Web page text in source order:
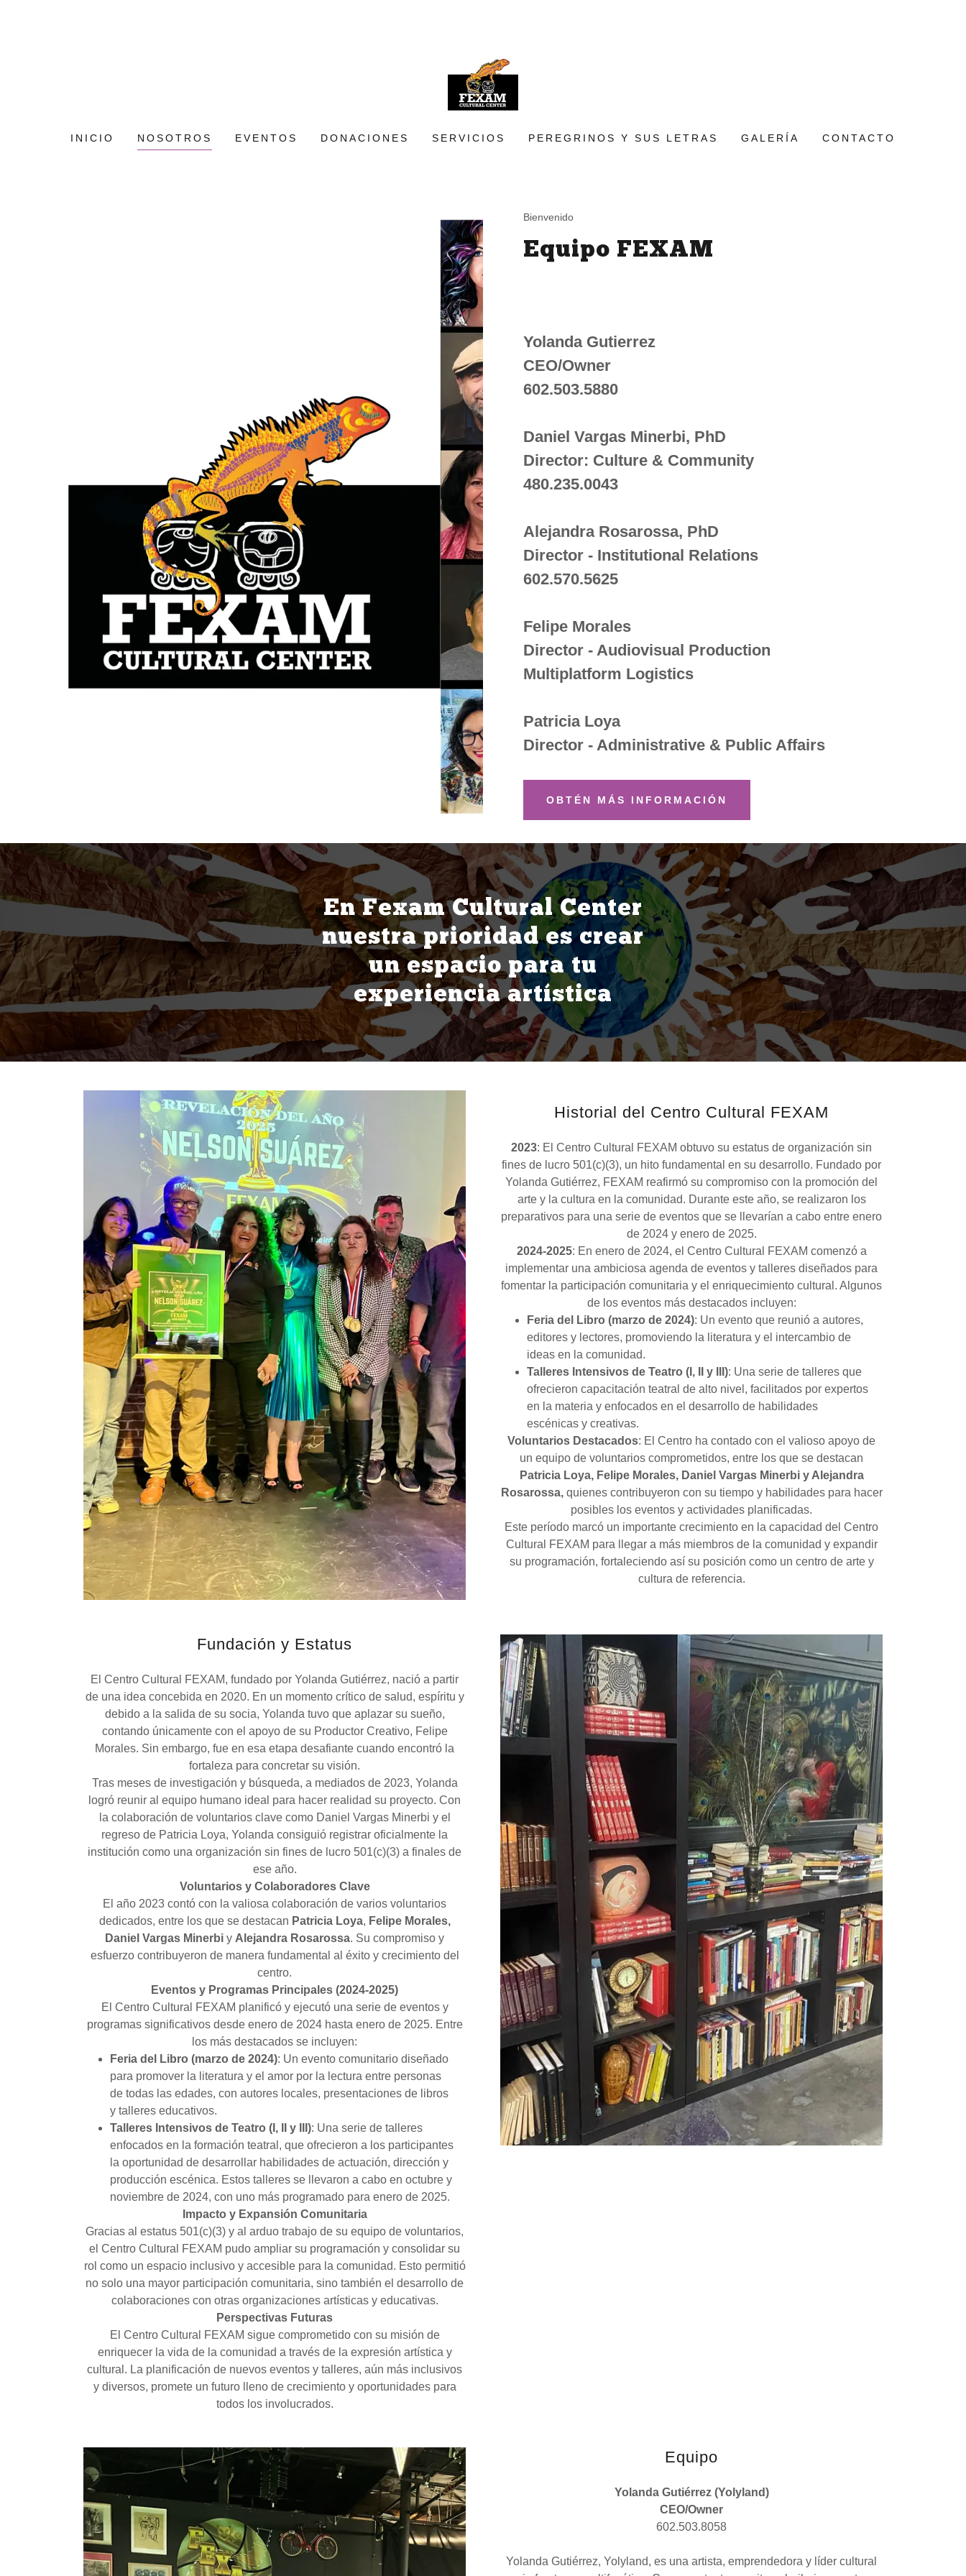
INICIO NOSOTROS EVENTOS DONACIONES SERVICIOS PEREGRINOS Y SUS LETRAS GALERÍA CONTACTO
Bienvenido
Equipo FEXAM
Yolanda Gutierrez
CEO/Owner
602.503.5880
Daniel Vargas Minerbi, PhD
Director: Culture & Community
480.235.0043
Alejandra Rosarossa, PhD
Director - Institutional Relations
602.570.5625
Felipe Morales
Director - Audiovisual Production
Multiplatform Logistics
Patricia Loya
Director - Administrative & Public Affairs
OBTÉN MÁS INFORMACIÓN
En Fexam Cultural Center
nuestra prioridad es crear
un espacio para tu
experiencia artística
Historial del Centro Cultural FEXAM
2023: El Centro Cultural FEXAM obtuvo su estatus de organización sin
fines de lucro 501(c)(3), un hito fundamental en su desarrollo. Fundado por
Yolanda Gutiérrez, FEXAM reafirmó su compromiso con la promoción del
arte y la cultura en la comunidad. Durante este año, se realizaron los
preparativos para una serie de eventos que se llevarían a cabo entre enero
de 2024 y enero de 2025.
2024-2025: En enero de 2024, el Centro Cultural FEXAM comenzó a
implementar una ambiciosa agenda de eventos y talleres diseñados para
fomentar la participación comunitaria y el enriquecimiento cultural. Algunos
de los eventos más destacados incluyen:
Feria del Libro (marzo de 2024): Un evento que reunió a autores,
editores y lectores, promoviendo la literatura y el intercambio de
ideas en la comunidad.
Talleres Intensivos de Teatro (I, II y III): Una serie de talleres que
ofrecieron capacitación teatral de alto nivel, facilitados por expertos
en la materia y enfocados en el desarrollo de habilidades
escénicas y creativas.
Voluntarios Destacados: El Centro ha contado con el valioso apoyo de
un equipo de voluntarios comprometidos, entre los que se destacan
Patricia Loya, Felipe Morales, Daniel Vargas Minerbi y Alejandra
Rosarossa,quienes contribuyeron con su tiempo y habilidades para hacer
posibles los eventos y actividades planificadas.
Este período marcó un importante crecimiento en la capacidad del Centro
Cultural FEXAM para llegar a más miembros de la comunidad y expandir
su programación, fortaleciendo así su posición como un centro de arte y
cultura de referencia.
Fundación y Estatus
El Centro Cultural FEXAM, fundado por Yolanda Gutiérrez, nació a partir
de una idea concebida en 2020. En un momento crítico de salud, espíritu y
debido a la salida de su socia, Yolanda tuvo que aplazar su sueño,
contando únicamente con el apoyo de su Productor Creativo, Felipe
Morales. Sin embargo, fue en esa etapa desafiante cuando encontró la
fortaleza para concretar su visión.
Tras meses de investigación y búsqueda, a mediados de 2023, Yolanda
logró reunir al equipo humano ideal para hacer realidad su proyecto. Con
la colaboración de voluntarios clave como Daniel Vargas Minerbi y el
regreso de Patricia Loya, Yolanda consiguió registrar oficialmente la
institución como una organización sin fines de lucro 501(c)(3) a finales de
ese año.
Voluntarios y Colaboradores Clave
El año 2023 contó con la valiosa colaboración de varios voluntarios
dedicados, entre los que se destacan Patricia Loya, Felipe Morales,
Daniel Vargas Minerbi y Alejandra Rosarossa. Su compromiso y
esfuerzo contribuyeron de manera fundamental al éxito y crecimiento del
centro.
Eventos y Programas Principales (2024-2025)
El Centro Cultural FEXAM planificó y ejecutó una serie de eventos y
programas significativos desde enero de 2024 hasta enero de 2025. Entre
los más destacados se incluyen:
Feria del Libro (marzo de 2024): Un evento comunitario diseñado
para promover la literatura y el amor por la lectura entre personas
de todas las edades, con autores locales, presentaciones de libros
y talleres educativos.
Talleres Intensivos de Teatro (I, II y III): Una serie de talleres
enfocados en la formación teatral, que ofrecieron a los participantes
la oportunidad de desarrollar habilidades de actuación, dirección y
producción escénica. Estos talleres se llevaron a cabo en octubre y
noviembre de 2024, con uno más programado para enero de 2025.
Impacto y Expansión Comunitaria
Gracias al estatus 501(c)(3) y al arduo trabajo de su equipo de voluntarios,
el Centro Cultural FEXAM pudo ampliar su programación y consolidar su
rol como un espacio inclusivo y accesible para la comunidad. Esto permitió
no solo una mayor participación comunitaria, sino también el desarrollo de
colaboraciones con otras organizaciones artísticas y educativas.
Perspectivas Futuras
El Centro Cultural FEXAM sigue comprometido con su misión de
enriquecer la vida de la comunidad a través de la expresión artística y
cultural. La planificación de nuevos eventos y talleres, aún más inclusivos
y diversos, promete un futuro lleno de crecimiento y oportunidades para
todos los involucrados.
Equipo
Yolanda Gutiérrez (Yolyland)
CEO/Owner
602.503.8058
Yolanda Gutiérrez, Yolyland, es una artista, emprendedora y líder cultural